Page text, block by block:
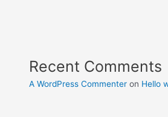
Recent Comments
A WordPress Commenter on Hello